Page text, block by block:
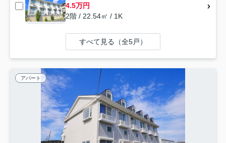
4.5万円
2階 / 22.54㎡ / 1K
すべて見る（全5戸）
アパート